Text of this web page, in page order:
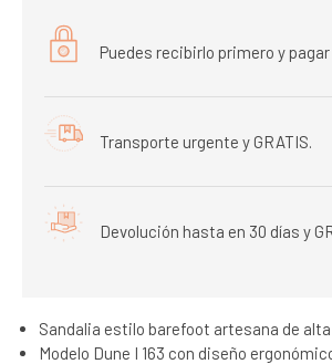
Puedes recibirlo primero y
Transporte urgente y GRATIS.
Devolución hasta en 30 días y
Sandalia estilo barefoot artesana de
Modelo Dune I 163 con diseño